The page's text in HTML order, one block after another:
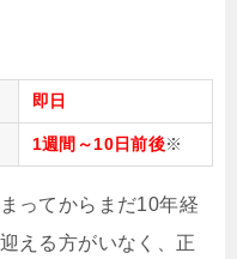
即日
1週間～10日前後※
ってからまだ10年経
える方がいなく、正